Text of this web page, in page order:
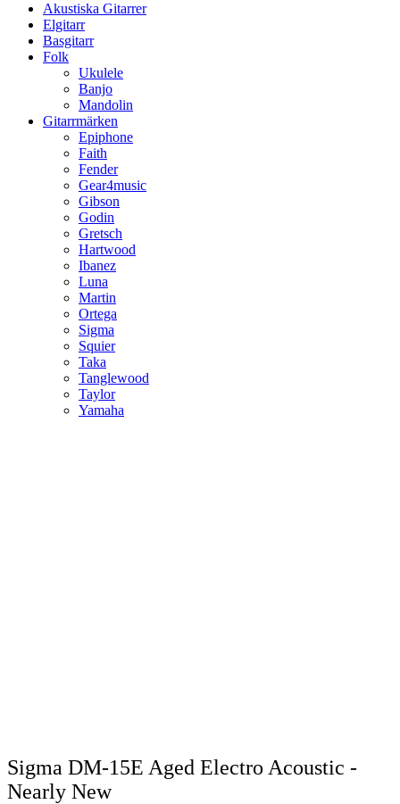
Akustiska Gitarrer
Elgitarr
Basgitarr
Folk
Ukulele
Banjo
Mandolin
Gitarrmärken
Epiphone
Faith
Fender
Gear4music
Gibson
Godin
Gretsch
Hartwood
Ibanez
Luna
Martin
Ortega
Sigma
Squier
Taka
Tanglewood
Taylor
Yamaha
Sigma DM-15E Aged Electro Acoustic -
Nearly New